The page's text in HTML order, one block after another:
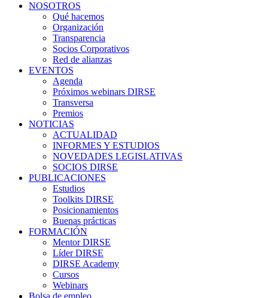
NOSOTROS
Qué hacemos
Organización
Transparencia
Socios Corporativos
Red de alianzas
EVENTOS
Agenda
Próximos webinars DIRSE
Transversa
Premios
NOTICIAS
ACTUALIDAD
INFORMES Y ESTUDIOS
NOVEDADES LEGISLATIVAS
SOCIOS DIRSE
PUBLICACIONES
Estudios
Toolkits DIRSE
Posicionamientos
Buenas prácticas
FORMACIÓN
Mentor DIRSE
Líder DIRSE
DIRSE Academy
Cursos
Webinars
Bolsa de empleo